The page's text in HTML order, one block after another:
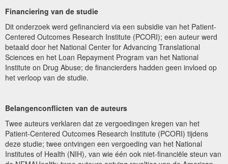
Financiering van de studie
Dit onderzoek werd gefinancierd via een subsidie van het Patient-
Centered Outcomes Research Institute (PCORI); een auteur werd
betaald door het National Center for Advancing Translational
Sciences en het Loan Repayment Program van het National
Institute on Drug Abuse; de financierders hadden geen invloed op
het verloop van de studie.
Belangenconflicten van de auteurs
Twee auteurs verklaren dat ze vergoedingen kregen van het
Patient-Centered Outcomes Research Institute (PCORI) tijdens
deze studie; twee ontvingen een vergoeding van het National
Institutes of Health (NIH), van wie één ook niet-financiële steun van